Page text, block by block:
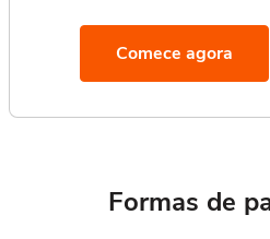
Comece agora
Formas de